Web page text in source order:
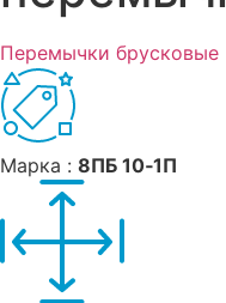
Перемычки брусковые
Марка : 8ПБ 10‑1П